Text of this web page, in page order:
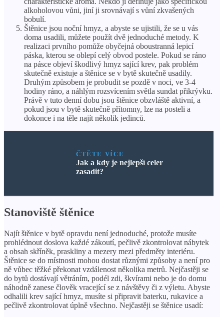
alkoholovou vůni, jiní ji srovnávají s vůní zkvašených
bobulí.
Štěnice jsou noční hmyz, a abyste se ujistili, že se u vás
doma usadili, můžete použít dvě jednoduché metody. K
realizaci prvního pomůže obyčejná oboustranná lepicí
páska, kterou se oblepí celý obvod postele. Pokud se ráno
na pásce objeví škodlivý hmyz sající krev, pak problém
skutečně existuje a štěnice se v bytě skutečně usadily.
Druhým způsobem je probudit se pozdě v noci, ve 3-4
hodiny ráno, a náhlým rozsvícením světla sundat přikrývku.
Právě v tuto denní dobu jsou štěnice obzvláště aktivní, a
pokud jsou v bytě skutečně přítomny, lze na posteli a
dokonce i na těle najít několik jedinců.
ČTĚTE VÍCE
Jak a kdy je nejlepší celer
zasadit?
Stanoviště štěnice
Najít štěnice v bytě opravdu není jednoduché, protože musíte
prohlédnout doslova každé zákoutí, pečlivě zkontrolovat nábytek
a obsah skříněk, praskliny a mezery mezi předměty interiéru.
Štěnice se do místnosti mohou dostat různými způsoby a není pro
ně vůbec těžké překonat vzdálenost několika metrů. Nejčastěji se
do bytů dostávají větráním, podél zdi, škvírami nebo je do domu
náhodně zanese člověk vracející se z návštěvy či z výletu. Abyste
odhalili krev sající hmyz, musíte si připravit baterku, rukavice a
pečlivě zkontrolovat úplně všechno. Nejčastěji se štěnice usadí: